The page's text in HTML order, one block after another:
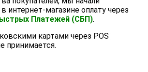
интернет-магазине оплату через
Платежей (СБП).
картами через POS
принимается.